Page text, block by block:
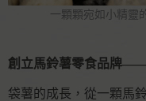
一顆顆宛如小精靈
創立馬鈴薯零食品牌
袋薯的成長，從一顆馬